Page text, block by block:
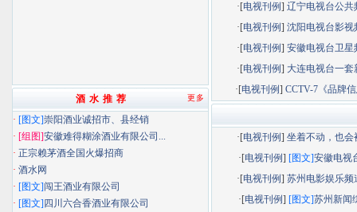
·[电视刊例]辽宁电视台公共
·[电视刊例]沈阳电视台影视
·[电视刊例]安徽电视台卫星
·[电视刊例] 大连电视台一套
·[电视刊例] CCTV-7《品牌
·[电视刊例]坐着不动，也会
·[电视刊例] [图文]安徽电视
·[电视刊例]苏州电影娱乐频
·[电视刊例] [图文]苏州新闻
更多
酒 水 推 荐
· [图文]崇阳酒业诚招市、县经销
· [组图]安徽难得糊涂酒业有限公司...
· 正宗赖茅酒全国火爆招商
· 酒水网
· [图文]闯王酒业有限公司
· [图文] 四川六合香酒业有限公司